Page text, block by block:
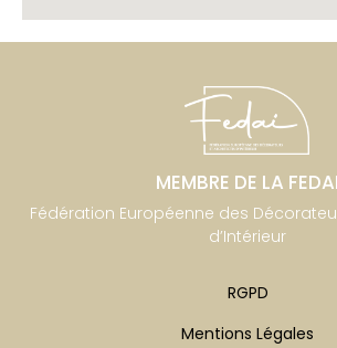
MEMBRE DE LA FEDAI
Fédération Européenne des
d’Intérieur
RGPD
Mentions Légales